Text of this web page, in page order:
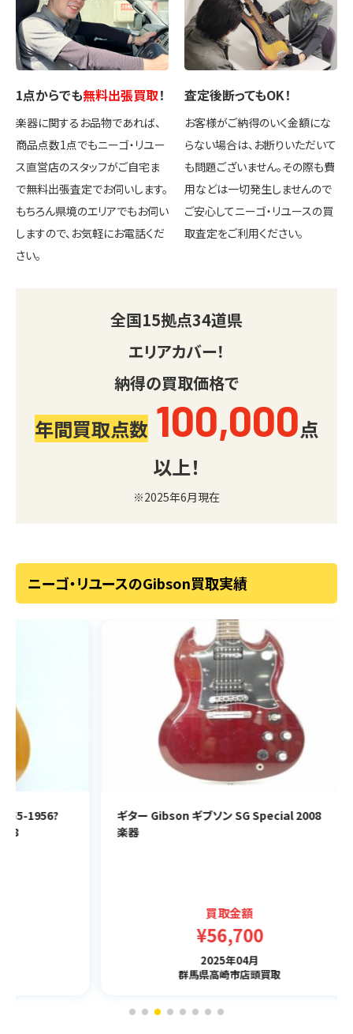
1点からでも無料出張買取！
楽器に関するお品物であれば、
商品点数1点でもニーゴ・リユー
ス直営店のスタッフがご自宅ま
で無料出張査定でお伺いします。
もちろん県境のエリアでもお伺い
しますので、お気軽にお電話くだ
さい。
査定後断ってもOK！
お客様がご納得のいく金額にな
らない場合は、お断りいただいて
も問題ございません。その際も費
用などは一切発生しませんので
ご安心してニーゴ・リユースの買
取査定をご利用ください。
全国15拠点34道県
エリアカバー！
納得の買取価格で
年間買取点数 100,000点
以上！
※2025年6月現在
ニーゴ・リユースのGibson買取実績
ギター Gibson ギブソン SG Special 2008
¥56,700
2025年04月
群馬県高崎市店頭買取